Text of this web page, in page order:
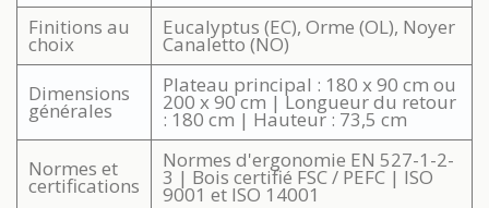
Finitions au
choix
Eucalyptus (EC), Orme (OL), Noyer
Canaletto (NO)
Dimensions
générales
Plateau principal : 180 x 90 cm ou
200 x 90 cm | Longueur du retour
: 180 cm | Hauteur : 73,5 cm
Normes et
certifications
Normes d'ergonomie EN 527-1-2-
3 | Bois certifié FSC / PEFC | ISO
9001 et ISO 14001